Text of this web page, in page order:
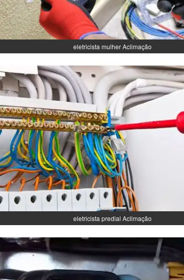
eletricista mulher Aclimação
eletricista predial Aclimação